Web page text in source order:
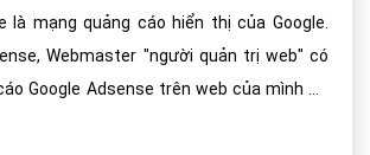
là mạng quảng cáo hiển thị của Google.
Webmaster "người quản trị web" có
Google Adsense trên web của mình để